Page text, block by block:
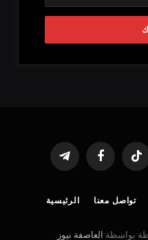
تيكتوك فيسبوك تيلقرام
تواصل معنا الرئيسية
العاصفة نيوز .